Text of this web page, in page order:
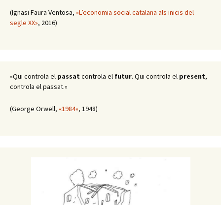
(Ignasi Faura Ventosa, «L’economia social catalana als inicis del
segle XX», 2016)
«Qui controla el passat controla el futur. Qui controla el present,
controla el passat.»
(George Orwell, «1984», 1948)